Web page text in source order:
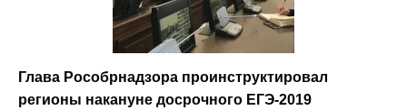
Глава Рособрнадзора проинструктировал
регионы накануне досрочного ЕГЭ-2019